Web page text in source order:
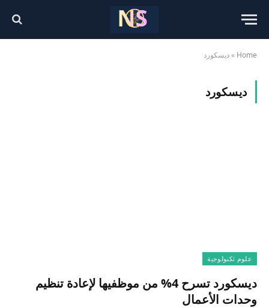
Home
»ديسكورد
ديسكورد
علوم تكنولوجية
ديسكورد تسرح 4% من موظفيها لإعادة تنظيم
وحدات الأعمال